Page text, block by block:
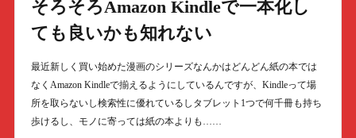
そろそろAmazon Kindleで一本化し
ても良いかも知れない
最近新しく買い始めた漫画のシリーズなんかはどんどん紙の本では
なくAmazon Kindleで揃えるようにしているんですが、Kindleって場
所を取らないし検索性に優れているしタブレット1つで何千冊も持ち
歩けるし、モノに寄っては紙の本よりも……